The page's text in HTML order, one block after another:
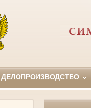
ДЕЛОПРОИЗВОДСТВО